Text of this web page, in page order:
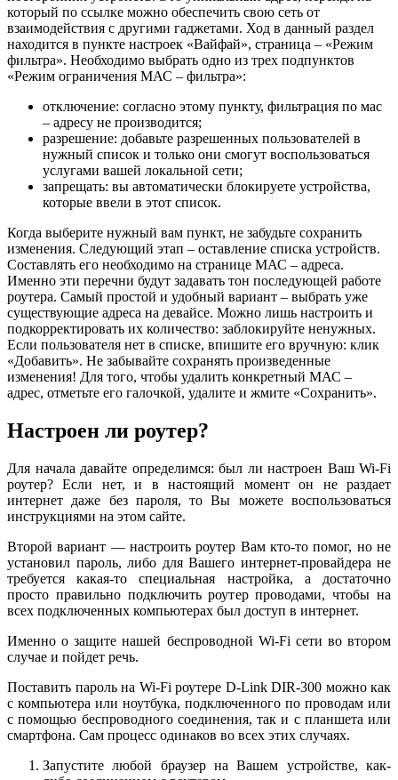
который по ссылке можно обеспечить свою сеть от
взаимодействия с другими гаджетами. Ход в данный раздел
находится в пункте настроек «Вайфай», страница – «Режим
фильтра». Необходимо выбрать одно из трех подпунктов
«Режим ограничения МАС – фильтра»:
отключение: согласно этому пункту, фильтрация по мас
– адресу не производится;
разрешение: добавьте разрешенных пользователей в
нужный список и только они смогут воспользоваться
услугами вашей локальной сети;
запрещать: вы автоматически блокируете устройства,
которые ввели в этот список.
Когда выберите нужный вам пункт, не забудьте сохранить
изменения. Следующий этап – оставление списка устройств.
Составлять его необходимо на странице МАС – адреса.
Именно эти перечни будут задавать тон последующей работе
роутера. Самый простой и удобный вариант – выбрать уже
существующие адреса на девайсе. Можно лишь настроить и
подкорректировать их количество: заблокируйте ненужных.
Если пользователя нет в списке, впишите его вручную: клик
«Добавить». Не забывайте сохранять произведенные
изменения! Для того, чтобы удалить конкретный МАС –
адрес, отметьте его галочкой, удалите и жмите «Сохранить».
Настроен ли роутер?
Для начала давайте определимся: был ли настроен Ваш Wi-Fi
роутер? Если нет, и в настоящий момент он не раздает
интернет даже без пароля, то Вы можете воспользоваться
инструкциями на этом сайте.
Второй вариант — настроить роутер Вам кто-то помог, но не
установил пароль, либо для Вашего интернет-провайдера не
требуется какая-то специальная настройка, а достаточно
просто правильно подключить роутер проводами, чтобы на
всех подключенных компьютерах был доступ в интернет.
Именно о защите нашей беспроводной Wi-Fi сети во втором
случае и пойдет речь.
Поставить пароль на Wi-Fi роутере D-Link DIR-300 можно как
с компьютера или ноутбука, подключенного по проводам или
с помощью беспроводного соединения, так и с планшета или
смартфона. Сам процесс одинаков во всех этих случаях.
Запустите любой браузер на Вашем устройстве, как-